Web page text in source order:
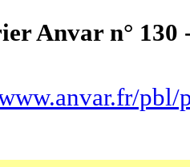
Anvar n° 130
pbl/